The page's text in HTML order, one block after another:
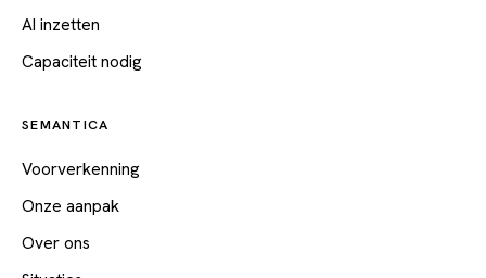
AI inzetten
Capaciteit nodig
SEMANTICA
Voorverkenning
Onze aanpak
Over ons